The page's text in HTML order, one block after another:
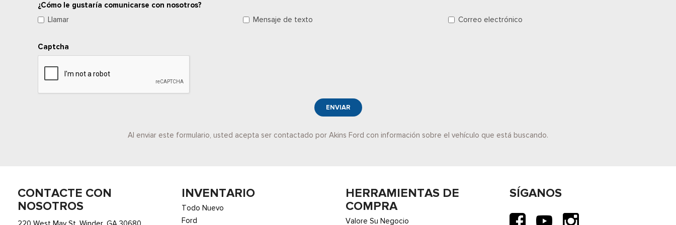
¿Cómo le gustaría comunicarse con nosotros?
Llamar
Mensaje de texto Correo electrónico
Captcha
ENVIAR
Al enviar este formulario, usted acepta ser contactado por Akins Ford con información sobre el vehículo que está buscando.
CONTACTE CON
NOSOTROS
INVENTARIO
Todo Nuevo
Ford
HERRAMIENTAS DE
COMPRA
Valore Su Negocio
SÍGANOS